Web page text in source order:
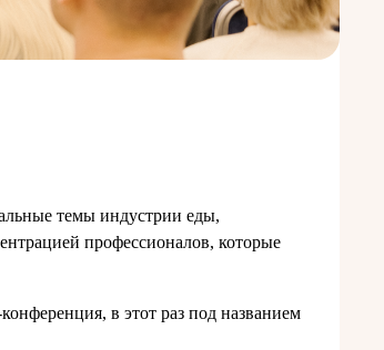
темы индустрии еды,
профессионалов, которые
в этот раз под названием